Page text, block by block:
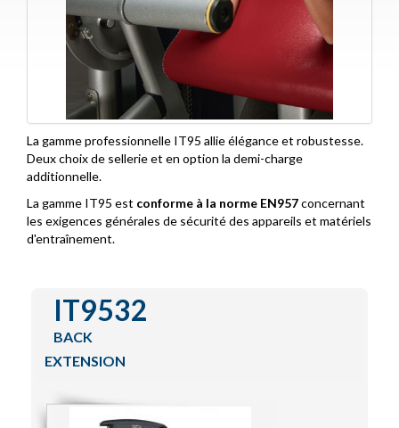
Functional Training
Encore Series
Contact
La gamme professionnelle IT95 allie élégance et robustesse.
Deux choix de sellerie et en option la demi-charge
additionnelle.
La gamme IT95 est conforme à la norme EN957concernant
les exigences générales de sécurité des appareils et matériels
d'entraînement.
IT9532
BACK
EXTENSION